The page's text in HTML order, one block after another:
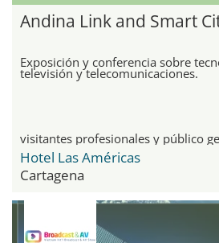
Andina Link and Smart
Exposición y conferencia sobre
televisión y telecomunicaciones.
visitantes profesionales y público
Hotel Las Américas
Cartagena